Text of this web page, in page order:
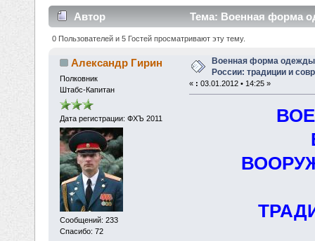
Автор
Тема: Военная форма
современность (Прочитано 270150 раз)
0 Пользователей и 5 Гостей просматривают эту тему.
Александр Гирин
Полковник
Штабс-Капитан
Дата регистрации: ФХЪ 2011
Сообщений: 233
Спасибо: 72
Военная форма
России: традиции и
« : 03.01.2012 • 14:25 »